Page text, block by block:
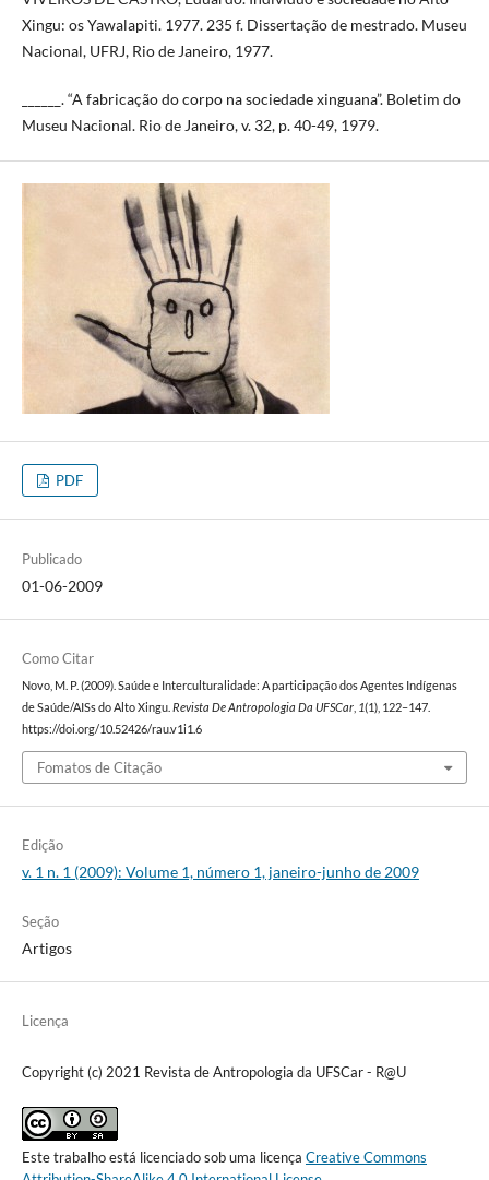
Xingu: os Yawalapiti. 1977. 235 f. Dissertação de mestrado. Museu
Nacional, UFRJ, Rio de Janeiro, 1977.
______. “A fabricação do corpo na sociedade xinguana”. Boletim do
Museu Nacional. Rio de Janeiro, v. 32, p. 40-49, 1979.
PDF
Publicado
01-06-2009
Como Citar
Novo, M. P. (2009). Saúde e Interculturalidade: A participação dos Agentes Indígenas
de Saúde/AISs do Alto Xingu. Revista De Antropologia Da UFSCar, 1(1), 122–147.
https://doi.org/10.52426/rau.v1i1.6
Fomatos de Citação
Edição
v. 1 n. 1 (2009): Volume 1, número 1, janeiro-junho de 2009
Seção
Artigos
Licença
Copyright (c) 2021 Revista de Antropologia da UFSCar - R@U
Este trabalho está licenciado sob uma licença Creative Commons